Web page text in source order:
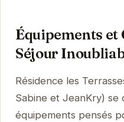
Équipements
Séjour
Résidence les
Sabine et JeanKry) se
équipements pensés